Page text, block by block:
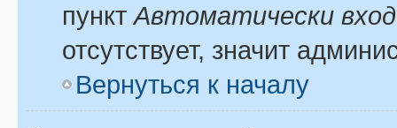
пунктАвтоматически
отсутствует, значит
Вернуться к началу